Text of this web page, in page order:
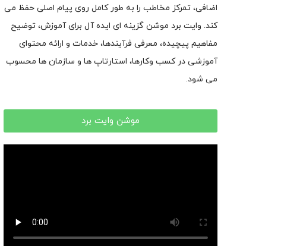
اضافی، تمرکز مخاطب را به طور کامل روی پیام اصلی حفظ می
کند. وایت برد موشن گزینه ای ایده آل برای آموزش، توضیح
مفاهیم پیچیده، معرفی فرآیندها، خدمات و ارائه محتوای
آموزشی در کسب وکارها، استارتاپ ها و سازمان ها محسوب
می شود.
موشن وایت برد